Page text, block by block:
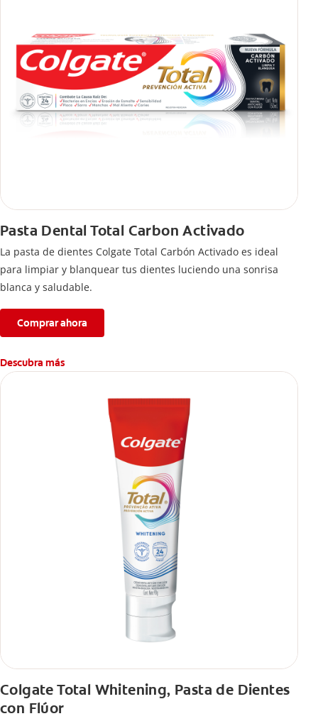
Pasta Dental Total Carbon Activado
La pasta de dientes Colgate Total Carbón Activado es ideal
para limpiar y blanquear tus dientes luciendo una sonrisa
blanca y saludable.
Comprar ahora
Descubra más
Colgate Total Whitening, Pasta de Dientes
con Flúor